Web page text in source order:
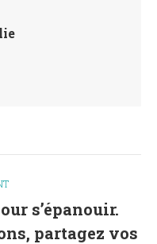
s’épanouir.
partagez vos